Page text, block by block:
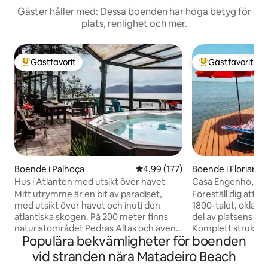
Gäster håller med: Dessa boenden har höga betyg för
plats, renlighet och mer.
Populär gästfavorit
Gästfavorit
Boende i Palhoça 4,99 av 5 i genomsnittligt
4,99 (177)
Hus i Atlanten med utsikt över havet
Mitt utrymme är en bit av paradiset,
med utsikt över havet och inuti den
atlantiska skogen. På 200 meter finns
naturistområdet Pedras Altas och även
restaurangen Pedras Altas Beach. Alla
blir förälskade i mitt utrymme, frodig
natur, vilda fåglar som tukaner, aracuã,
Populär
Gästfavorit
Boende i
Casa Engenho,
Histórico
Föreställ dig att
1800-talet,
del av platsens
Komplett
4 personer med
Spektakulär
da Conceição,
Populära bekvämligheter för boenden
vid stranden nära Matadeiro Beach